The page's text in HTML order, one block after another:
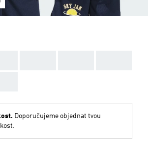
Doporučujeme objednat tvou